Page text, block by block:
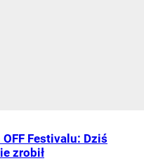
Festivalu: Dziś
zrobił